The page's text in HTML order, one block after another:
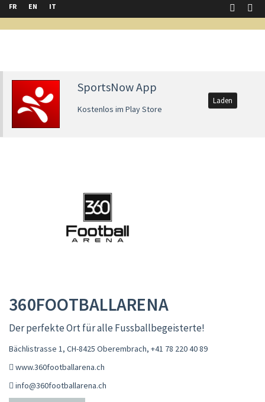
FR EN IT
SportsNow App
Kostenlos im Play Store
Laden
360FOOTBALLARENA
Der perfekte Ort für alle Fussballbegeisterte!
Bächlistrasse 1, CH-8425 Oberembrach, +41 78 220 40 89
www.360footballarena.ch
info@360footballarena.ch